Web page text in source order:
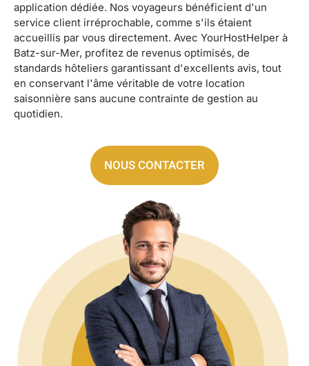
application dédiée. Nos voyageurs bénéficient d'un
service client irréprochable, comme s'ils étaient
accueillis par vous directement. Avec YourHostHelper à
Batz-sur-Mer, profitez de revenus optimisés, de
standards hôteliers garantissant d'excellents avis, tout
en conservant l'âme véritable de votre location
saisonnière sans aucune contrainte de gestion au
quotidien.
NOUS CONTACTER